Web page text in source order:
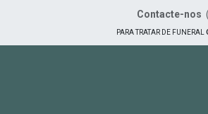
Contacte-nos
PARA TRATAR DE FUNERAL